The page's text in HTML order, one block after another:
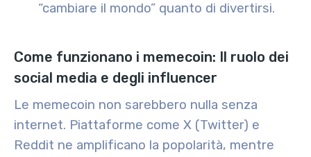
“cambiare il mondo” quanto di divertirsi.
Come funzionano i memecoin: Il ruolo dei
social media e degli influencer
Le memecoin non sarebbero nulla senza
internet. Piattaforme come X (Twitter) e
Reddit ne amplificano la popolarità, mentre